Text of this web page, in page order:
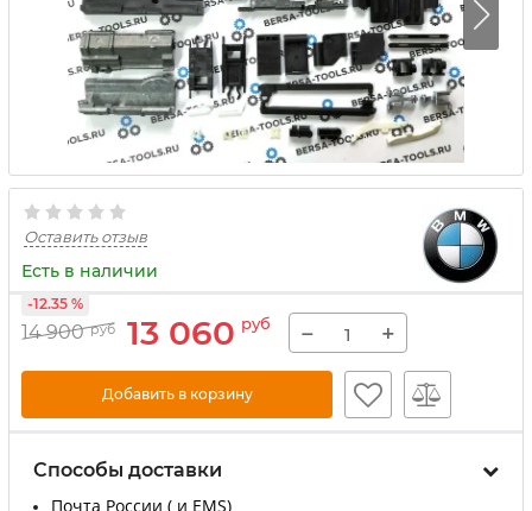
Оставить отзыв
Есть в наличии
14 900 руб 13 060 руб
-12.35 %
− +
Добавить в корзину
Способы доставки
Почта России ( и EMS)